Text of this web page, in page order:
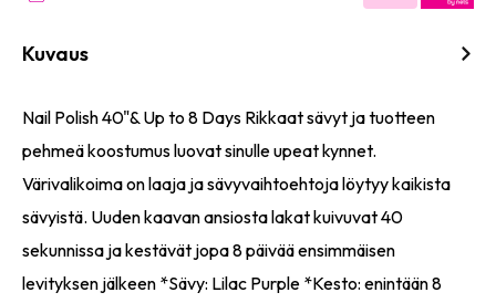
Kuvaus
Nail Polish 40"& Up to 8 Days Rikkaat sävyt ja tuotteen
pehmeä koostumus luovat sinulle upeat kynnet.
Värivalikoima on laaja ja sävyvaihtoehtoja löytyy kaikista
sävyistä. Uuden kaavan ansiosta lakat kuivuvat 40
sekunnissa ja kestävät jopa 8 päivää ensimmäisen
levityksen jälkeen *Sävy: Lilac Purple *Kesto: enintään 8